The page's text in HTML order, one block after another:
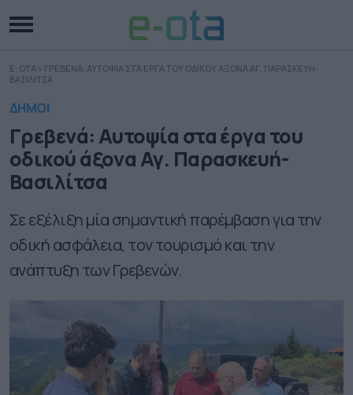
E-OTA » ΓΡΕΒΕΝΑ: ΑΥΤΟΨΙΑ ΣΤΑ ΕΡΓΑ ΤΟΥ ΟΔΙΚΟΥ ΑΞΟΝΑ ΑΓ. ΠΑΡΑΣΚΕΥΗ-
ΒΑΣΙΛΙΤΣΑ
ΔΗΜΟΙ
Γρεβενά: Αυτοψία στα έργα του
οδικού άξονα Αγ. Παρασκευή-
Βασιλίτσα
Σε εξέλιξη μία σημαντική παρέμβαση για την
οδική ασφάλεια, τον τουρισμό και την
ανάπτυξη των Γρεβενών.